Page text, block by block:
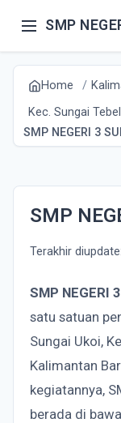
SMP
Home
Kec. Sungai
SMP NEGERI 3
SMP
Terakhir
SMP NEGERI
satu satuan
Sungai Ukoi,
Kalimantan
kegiatannya,
berada di